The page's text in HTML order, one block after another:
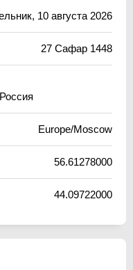
10 августа 2026
27 Сафар 1448
Europe/Moscow
56.61278000
44.09722000